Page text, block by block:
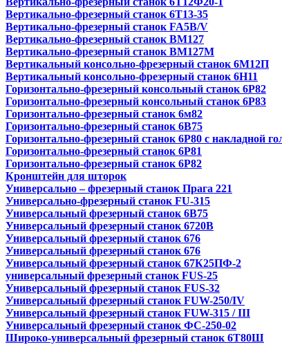
Вертикально-фрезерный станок 6Т13-35
Вертикально-фрезерный станок FA5B/V
Вертикально-фрезерный станок ВМ127
Вертикально-фрезерный станок ВМ127М
Вертикальный консольно-фрезерный станок 6М12П
Вертикальный консольно-фрезерный станок 6Н11
Горизонтально-фрезерный консольный станок 6Р82
Горизонтально-фрезерный консольный cтанок 6Р83
Горизонтально-фрезерный станок 6м82
Горизонтально-фрезерный станок 6В75
Горизонтально-фрезерный станок 6Р80 с накладной
Горизонтально-фрезерный станок 6Р81
Горизонтально-фрезерный станок 6Р82
Кронштейн для шторок
Универсально – фрезерный станок Прага 221
Универсально-фрезерный станок FU-315
Универсальный фрезерный станок 6В75
Универсальный фрезерный станок 6720В
Универсальный фрезерный станок 676
Универсальный фрезерный станок 676
Универсальный фрезерный станок 67К25ПФ-2
универсальный фрезерный станок FUS-25
Универсальный фрезерный станок FUS-32
Универсальный фрезерный станок FUW-250/IV
Универсальный фрезерный станок FUW-315 / III
Универсальный фрезерный станок ФС-250-02
Широко-универсальный фрезерный станок 6Т80Ш